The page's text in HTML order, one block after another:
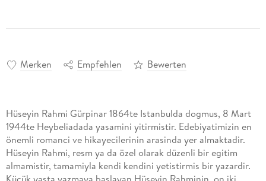
Merken Empfehlen Bewerten
Hüseyin Rahmi Gürpinar 1864te Istanbulda dogmus, 8 Mart
1944te Heybeliadada yasamini yitirmistir. Edebiyatimizin en
önemli romanci ve hikayecilerinin arasinda yer almaktadir.
Hüseyin Rahmi, resm ya da özel olarak düzenli bir egitim
almamistir, tamamiyla kendi kendini yetistirmis bir yazardir.